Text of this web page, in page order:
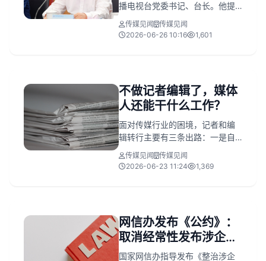
播电视台党委书记、台长。他提
出将深化体制机制改革，打破频
道壁垒，以AI赋能采编流程，推
传媒见闻
传媒见闻
2026-06-26 10:16
1,601
不做记者编辑了，媒体
人还能干什么工作？
面对传媒行业的困境，记者和编
辑转行主要有三条出路：一是自
主创业或投身自媒体；二是加盟
大厂担任品牌或公关负责人；三
传媒见闻
传媒见闻
2026-06-23 11:24
1,369
网信办发布《公约》：
取消经常性发布涉企负
面信息“自媒体”账号的
国家网信办指导发布《整治涉企